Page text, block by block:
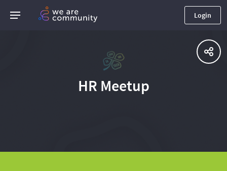
Login
HR Meetup